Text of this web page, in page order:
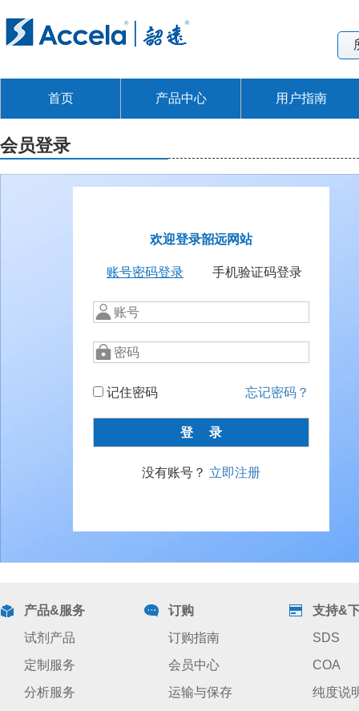
首页 产品中心 用户指南
会员登录
欢迎登录韶远网站
账号密码登录 手机验证码登录
记住密码 忘记密码？
没有账号？ 立即注册
产品&服务
试剂产品
定制服务
分析服务
订购
订购指南
会员中心
运输与保存
支持&
SDS
COA
纯度说